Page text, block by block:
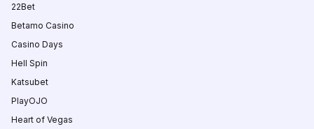
22Bet
Betamo Casino
Casino Days
Hell Spin
Katsubet
PlayOJO
Heart of Vegas